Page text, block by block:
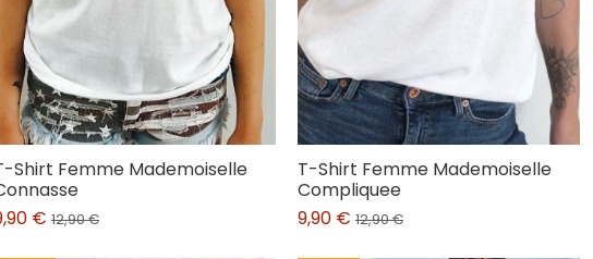
Shirt Femme Mademoiselle
€ 12,90 €
T-Shirt Femme Mademoiselle
Compliquee
9,90 € 12,90 €